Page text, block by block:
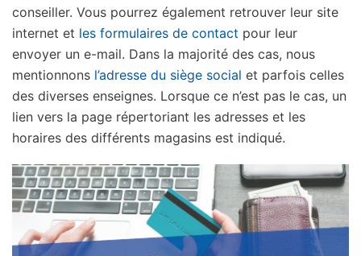
conseiller. Vous pourrez également retrouver leur site
internet et les formulaires de contact pour leur
envoyer un e-mail. Dans la majorité des cas, nous
mentionnons l’adresse du siège social et parfois celles
des diverses enseignes. Lorsque ce n’est pas le cas, un
lien vers la page répertoriant les adresses et les
horaires des différents magasins est indiqué.